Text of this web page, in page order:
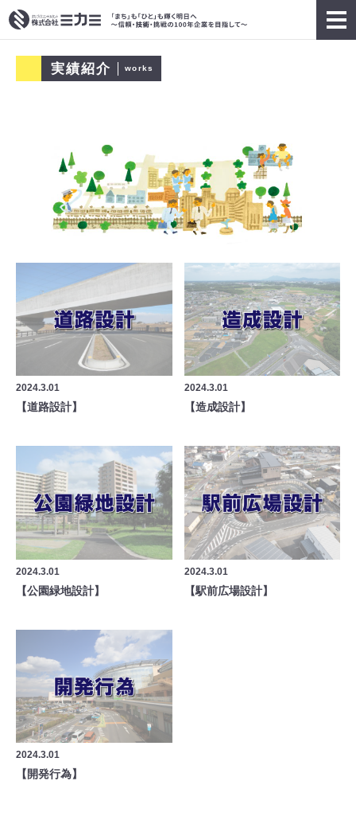
実績紹介 works
2024.3.01
【道路設計】
2024.3.01
【造成設計】
2024.3.01
【公園緑地設計】
2024.3.01
【駅前広場設計】
2024.3.01
【開発行為】